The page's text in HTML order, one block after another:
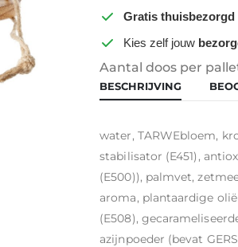
Gratis thuisbezorgd
Kies zelf jouw
Aantal doos per
BESCHRIJVING
water, TARWEbloem,
stabilisator (E451),
(E500)), palmvet,
aroma, plantaardige
(E508),
azijnpoeder (bevat